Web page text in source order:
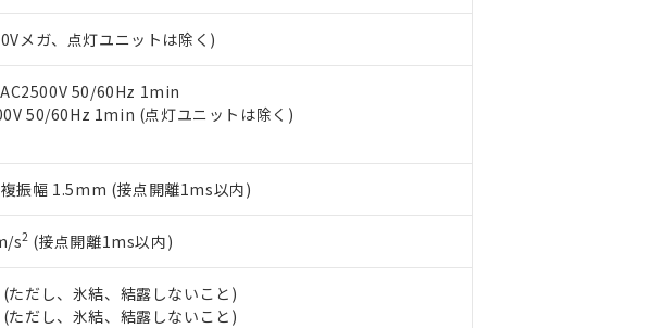
メガ、点灯ユニットは除く)
50/60Hz 1min
50/60Hz 1min (点灯ユニットは除く)
振幅 1.5mm (接点開離1ms以内)
s2 (接点開離1ms以内)
だし、氷結、結露しないこと)
だし、氷結、結露しないこと)
のフタル酸エステル類４物質の対応では、対応完了までの期間は出荷製品に未対応品が
備考欄に対応日を記載しておりました。
応品への在庫切替を完了していることから、特段のことがない限り、2022年1月12日よ